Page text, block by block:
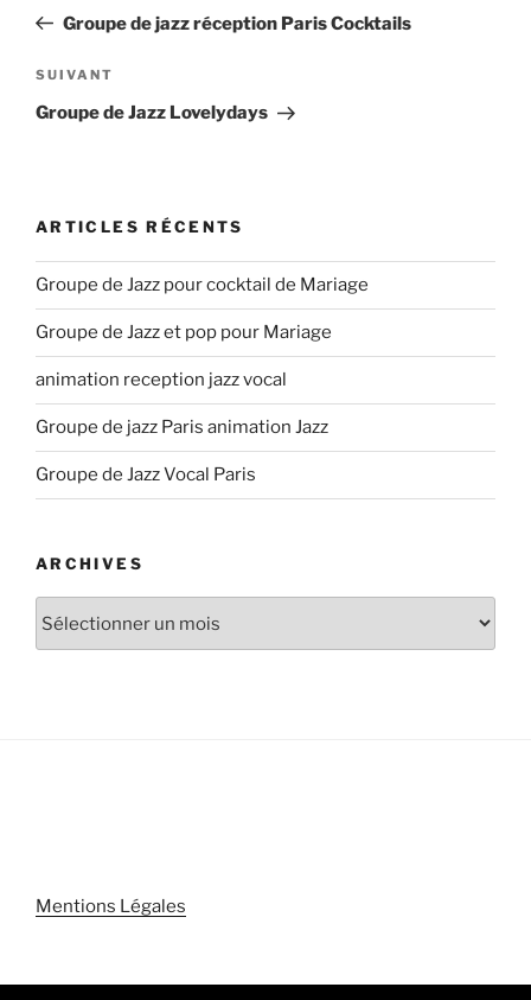
l’article
précédent
Groupe de jazz réception Paris Cocktails
Article
suivant
SUIVANT
Groupe de Jazz Lovelydays
ARTICLES RÉCENTS
Groupe de Jazz pour cocktail de Mariage
Groupe de Jazz et pop pour Mariage
animation reception jazz vocal
Groupe de jazz Paris animation Jazz
Groupe de Jazz Vocal Paris
ARCHIVES
Mentions Légales